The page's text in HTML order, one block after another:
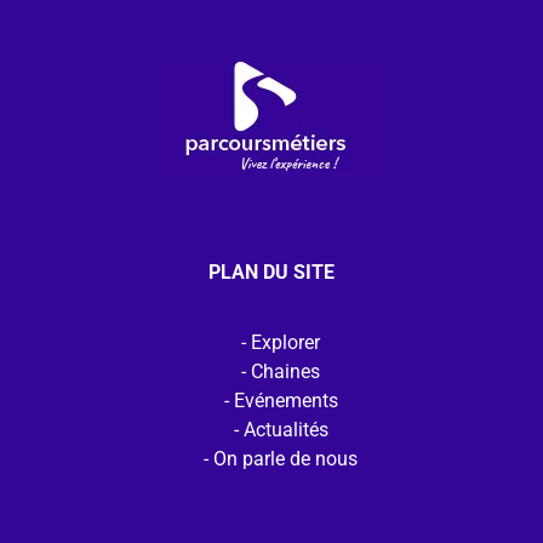
PLAN DU SITE
Explorer
Chaines
Evénements
Actualités
On parle de nous